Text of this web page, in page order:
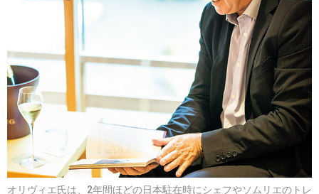
オリヴィエ氏は、2年間ほどの日本駐在時にシェフやソムリエのトレ